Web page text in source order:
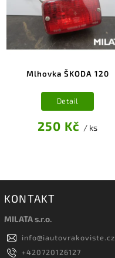
Mlhovka ŠKODA 120
250 Kč / ks
Detail
KONTAKT
MILATA s.r.o.
info@iautovrakoviste.cz
+420720126127